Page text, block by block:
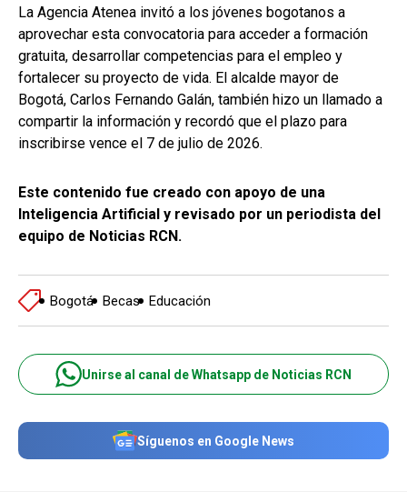
La Agencia Atenea invitó a los jóvenes bogotanos a
aprovechar esta convocatoria para acceder a formación
gratuita, desarrollar competencias para el empleo y
fortalecer su proyecto de vida. El alcalde mayor de
Bogotá, Carlos Fernando Galán, también hizo un llamado a
compartir la información y recordó que el plazo para
inscribirse vence el 7 de julio de 2026.
Este contenido fue creado con apoyo de una
Inteligencia Artificial y revisado por un periodista del
equipo de Noticias RCN.
Bogotá Becas Educación
Unirse al canal de Whatsapp de Noticias RCN
Síguenos en Google News